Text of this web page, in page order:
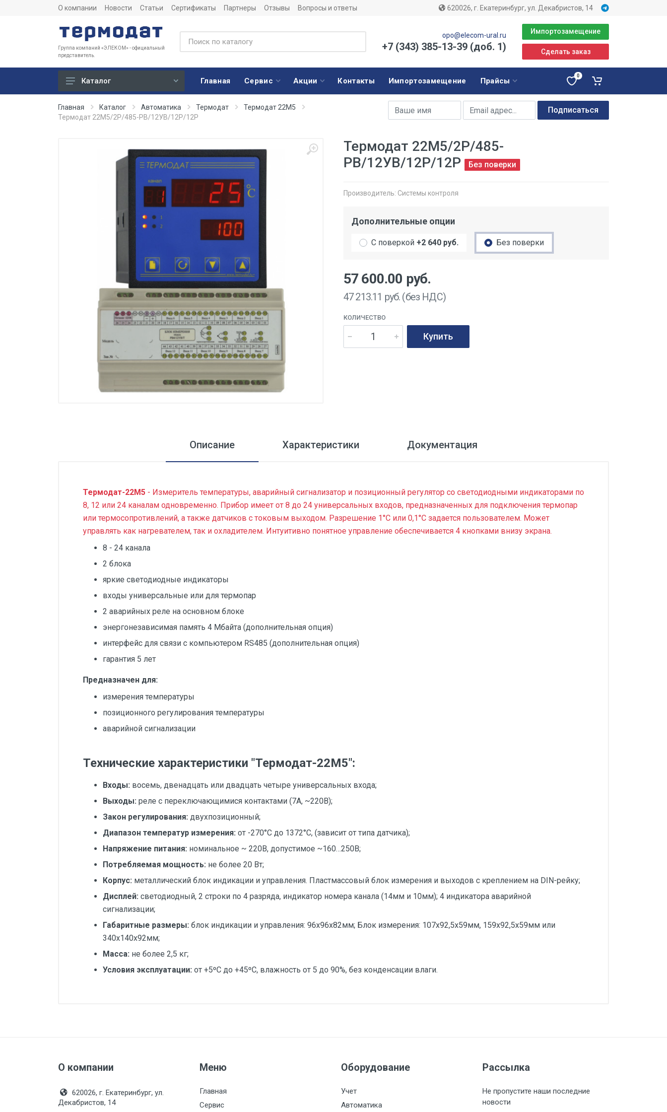
О компании Новости Статьи Сертификаты Партнеры Отзывы Вопросы и ответы 620026, г. Екатеринбург, ул. Декабристов, 14
Группа компаний «ЭЛЕКОМ» - официальный
представитель.
opo@elecom-ural.ru
+7 (343) 385-13-39 (доб. 1)
Импортозамещение
Сделать заказ
Тепловычислители
Датчики температуры
Датчики давления
Сервисные устройства
Манометры, термометры
Сумматоры электроэнергии
Danfoss
Программное обеспечение
Универсальное
Теплообменное оборудование
Теплообменники ТТАИ
Шаровые краны
Клапаны
Регуляторы давления
Каталог Главная Сервис Акции Контакты Импортозамещение Прайсы
0
Главная Каталог Автоматика Термодат
Термодат 22М5
Термодат 22M5/2Р/485-PB/12УВ/12Р/12Р
Имя
E-mail адрес Подписаться
Термодат 22M5/2Р/485-
PB/12УВ/12Р/12Р
Без поверки
Производитель: Системы контроля
Дополнительные опции
С поверкой +2 640 руб. Без поверки
57 600.00 руб.
47 213.11 руб. (без НДС)
КОЛИЧЕСТВО
Купить
Описание Характеристики Документация
Термодат-22М5 - Измеритель температуры, аварийный сигнализатор и позиционный регулятор со светодиодными индикаторами по
8, 12 или 24 каналам одновременно. Прибор имеет от 8 до 24 универсальных входов, предназначенных для подключения термопар
или термосопротивлений, а также датчиков с токовым выходом. Разрешение 1°С или 0,1°С задается пользователем. Может
управлять как нагревателем, так и охладителем. Интуитивно понятное управление обеспечивается 4 кнопками внизу экрана.
8 - 24 канала
2 блока
яркие светодиодные индикаторы
входы универсальные или для термопар
2 аварийных реле на основном блоке
энергонезависимая память 4 Мбайта (дополнительная опция)
интерфейс для связи с компьютером RS485 (дополнительная опция)
гарантия 5 лет
Предназначен для:
измерения температуры
позиционного регулирования температуры
аварийной сигнализации
Технические характеристики "Термодат-22М5":
Входы: восемь, двенадцать или двадцать четыре универсальных входа;
Выходы: реле с переключающимися контактами (7А, ~220В);
Закон регулирования: двухпозиционный;
Диапазон температур измерения: от -270°С до 1372°С, (зависит от типа датчика);
Напряжение питания: номинальное ~ 220В, допустимое ~160…250В;
Потребляемая мощность: не более 20 Вт;
Корпус: металлический блок индикации и управления. Пластмассовый блок измерения и выходов с креплением на DIN-рейку;
Дисплей: светодиодный, 2 строки по 4 разряда, индикатор номера канала (14мм и 10мм); 4 индикатора аварийной
сигнализации;
Габаритные размеры: блок индикации и управления: 96х96х82мм; Блок измерения: 107х92,5х59мм, 159х92,5х59мм или
340х140х92мм;
Масса: не более 2,5 кг;
Условия эксплуатации: от +5ºС до +45ºС, влажность от 5 до 90%, без конденсации влаги.
Руководство по эксплуатации Термодат22M5_12UV
Производитель:
Системы контроля
Номинальный диаметр
О компании
620026, г. Екатеринбург, ул.
Декабристов, 14
Меню
Главная
Сервис
Оборудование
Учет
Автоматика
Рассылка
Не пропустите наши последние
новости